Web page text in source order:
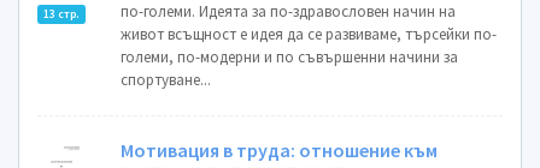
13 стр.
по-големи. Идеята за по-здравословен начин на
живот всъщност е идея да се развиваме, търсейки по-
големи, по-модерни и по съвършенни начини за
спортуване...
Мотивация в труда: отношение към